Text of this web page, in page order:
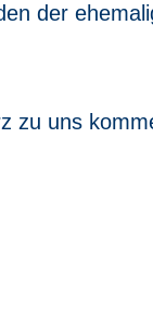
der
zu uns